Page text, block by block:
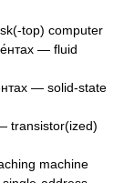
top) computer
— fluid
— solid-state
transistor(ized)
machine